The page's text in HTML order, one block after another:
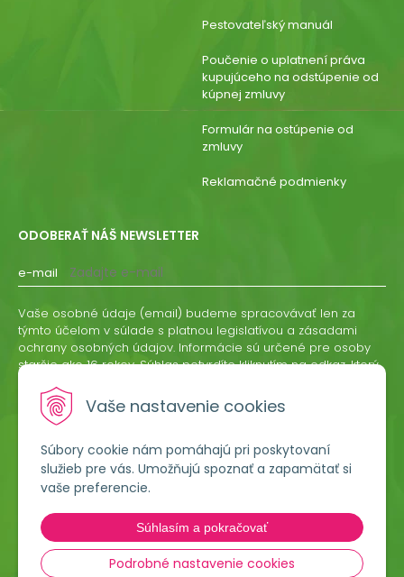
Vaše nastavenie cookies
Súbory cookie nám pomáhajú pri poskytovaní
služieb pre vás. Umožňujú spoznať a zapamätať si
vaše preferencie.
Súhlasím a pokračovať
Podrobné nastavenie cookies
Lumigreen, s.r.o.
Hradská 535
966 54 Tekovské Nemce
Pestovateľský manuál
Poučenie o uplatnení práva
kupujúceho na odstúpenie od
kúpnej zmluvy
Formulár na ostúpenie od
zmluvy
Reklamačné podmienky
ODOBERAŤ NÁŠ NEWSLETTER
e-mail
ODOBERAŤ
Vaše osobné údaje (email) budeme spracovávať len za
týmto účelom v súlade s platnou legislatívou a zásadami
ochrany osobných údajov. Informácie sú určené pre osoby
staršie ako 16 rokov. Súhlas potvrdíte kliknutím na odkaz, ktorý
odvolať písomne, emailom alebo kliknutím na odkaz z
ktoréhokoľvek informačného emailu.